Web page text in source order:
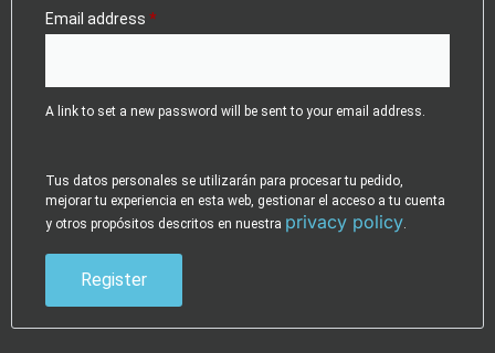
Email address *
A link to set a new password will be sent to your email address.
Tus datos personales se utilizarán para procesar tu pedido,
mejorar tu experiencia en esta web, gestionar el acceso a tu cuenta
y otros propósitos descritos en nuestra privacy policy.
Register